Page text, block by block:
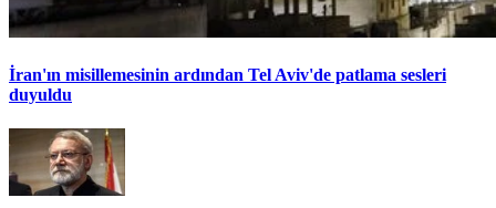
İran'ın misillemesinin ardından Tel Aviv'de patlama sesleri
duyuldu